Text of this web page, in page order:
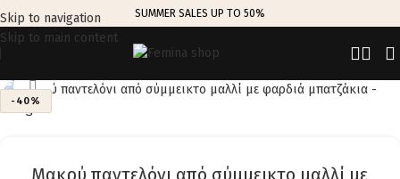
Skip to navigation
Skip to main content
SUMMER SALES UP TO 50%
-40%
Click to enlarge
Μακρύ παντελόνι από σύμμεικτο μαλλί με